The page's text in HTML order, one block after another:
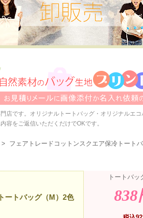
店です。オリジナルトートバッグ・オリジナルエ
容をご返信いただくだけでOKです。
> フェアトレードコットンスクエア保冷トート
ートバッグ（M）2色
トートバ
838